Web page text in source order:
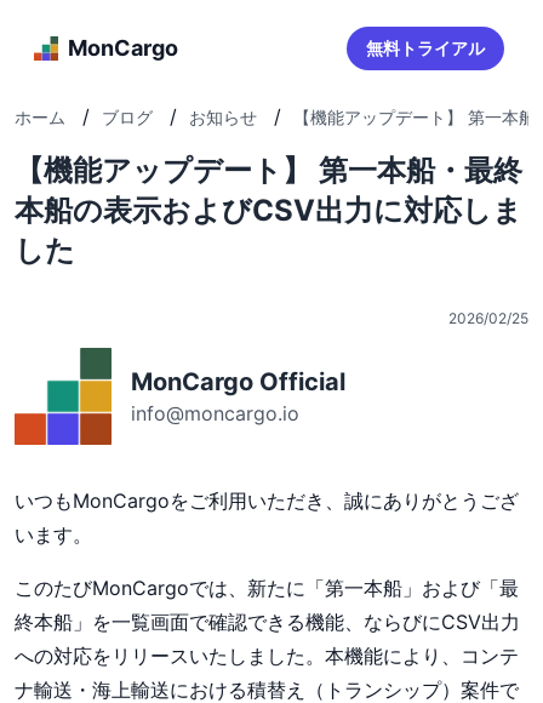
MonCargo 無料トライアル
ホーム / ブログ / お知らせ / 【機能アップデート】 第一本
【機能アップデート】 第一本船・最終
本船の表示およびCSV出力に対応しま
した
2026/02/25
MonCargo Official
info@moncargo.io
いつもMonCargoをご利用いただき、誠にありがとうござ
います。
このたびMonCargoでは、新たに「第一本船」および「最
終本船」を一覧画面で確認できる機能、ならびにCSV出力
への対応をリリースいたしました。本機能により、コンテ
ナ輸送・海上輸送における積替え（トランシップ）案件で